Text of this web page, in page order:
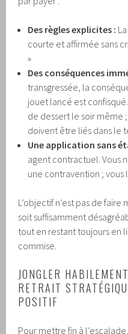
Des règles explicites :
courte et affirmée sans
»
Des conséquences
transgressée, la
jouet lancé est
de dessert le soir même
doivent être liés dans le
Une application sans
agent contractuel. Vous
une contravention ; vous
L’objectif n’est pas de
soit suffisamment
tout en restant toujours en
commise.
JONGLER
RETRAIT
POSITIF
Pour mettre fin à